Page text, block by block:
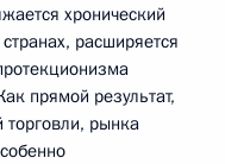
хронический
расширяется
прямой результат,
рынка